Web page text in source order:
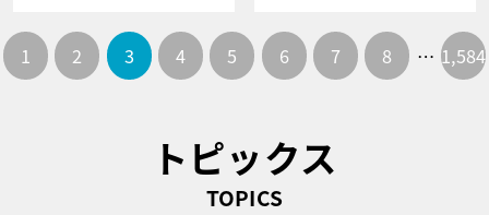
1 2 3 4 5 6 7 8 … 1,584
トピックス
TOPICS